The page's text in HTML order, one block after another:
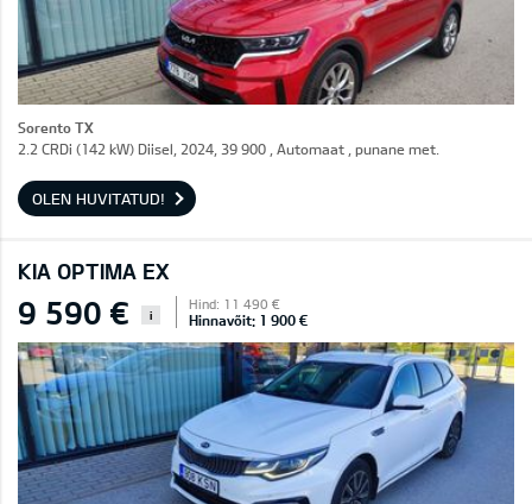
Sorento TX
2.2 CRDi (142 kW) Diisel, 2024, 39 900 , Automaat , punane met.
OLEN HUVITATUD!
KIA OPTIMA EX
9 590 € i
Hind: 11 490 €
Hinnavõit: 1 900 €